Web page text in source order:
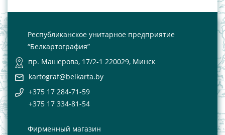
Республиканское унитарное предприятие
“Белкартография”
пр. Машерова, 17/2-1 220029, Минск
kartograf@belkarta.by
+375 17 284-71-59
+375 17 334-81-54
Фирменный магазин